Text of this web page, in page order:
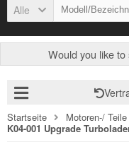
Alle
Would you like to
Startseite Motoren-/
K04-001 Upgrade